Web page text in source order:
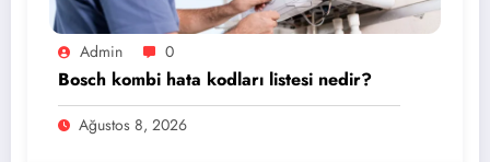
Admin 0
Bosch kombi hata kodları listesi nedir?
Ağustos 8, 2026